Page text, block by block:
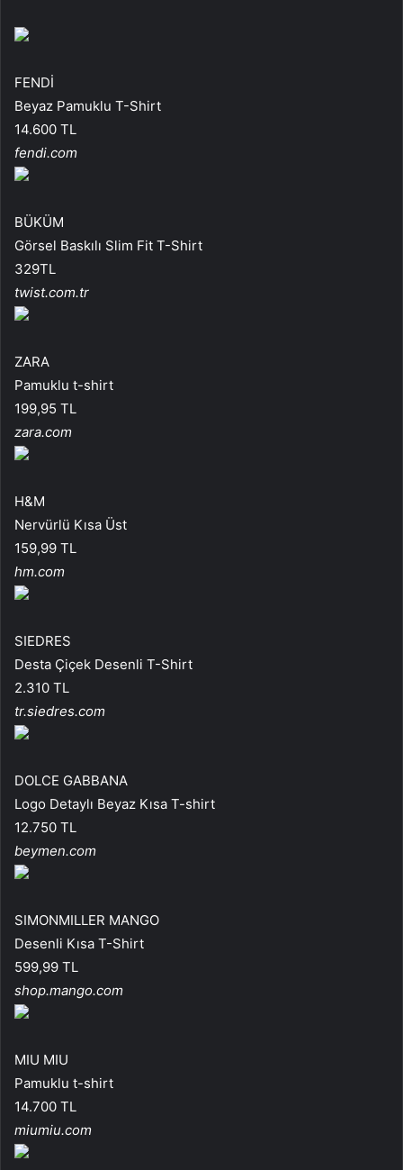
FENDİ
Beyaz Pamuklu T-Shirt
14.600 TL
fendi.com
BÜKÜM
Görsel Baskılı Slim Fit T-Shirt
329TL
twist.com.tr
ZARA
Pamuklu t-shirt
199,95 TL
zara.com
H&M
Nervürlü Kısa Üst
159,99 TL
hm.com
SIEDRES
Desta Çiçek Desenli T-Shirt
2.310 TL
tr.siedres.com
DOLCE GABBANA
Logo Detaylı Beyaz Kısa T-shirt
12.750 TL
beymen.com
SIMONMILLER MANGO
Desenli Kısa T-Shirt
599,99 TL
shop.mango.com
MIU MIU
Pamuklu t-shirt
14.700 TL
miumiu.com